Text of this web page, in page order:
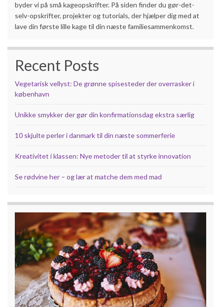
byder vi på små kageopskrifter. På siden finder du gør-det-
selv-opskrifter, projekter og tutorials, der hjælper dig med at
lave din første lille kage til din næste familiesammenkomst.
Recent Posts
Vegetarisk vellyst: De grønne spisesteder der overrasker i
københavn
Unikke smykker der gør din konfirmationsdag ekstra særlig
10 skjulte perler i danmark til din næste sommerferie
Kreativitet i klassen: Nye metoder til at styrke innovation
Se rødvine her – og lær at matche dem med mad